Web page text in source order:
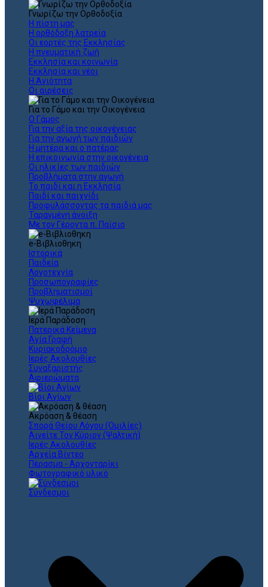
Γνωρίζω την Ορθοδοξία
Η πίστη μας
Η ορθόδοξη λατρεία
Οι εορτές της Εκκλησίας
Η πνευματική ζωή
Εκκλησία και κοινωνία
Εκκλησία και νέοι
Η Αγιότητα
Οι αιρέσεις
Για το Γάμο και την Οικογένεια
Ο Γάμος
Για την αξία της οικογένειας
Για την αγωγή των παιδιών
Η μητέρα και ο πατέρας
Η επικοινωνία στην οικογένεια
Οι ηλικίες των παιδιών
Προβλήματα στην αγωγή
Το παιδί και η Εκκλησία
Παιδί και παιχνίδι
Προφυλάσσοντας τα παιδιά μας
Ταραγμένη άνοιξη
Με τον Γέροντα π. Παϊσιο
e-Βιβλιοθηκη
Ιστορικά
Παιδεία
Λογοτεχνία
Προσωπογραφίες
Προβληματισμοί
Ψυχωφέλιμα
Ιερά Παράδοση
Πατερικά Κείμενα
Αγία Γραφή
Κυριακοδρόμιο
Ιερές Ακολουθίες
Συναξαριστής
Αφιερώματα
Βίοι Αγίων
Ακρόαση & θέαση
Σπορά Θείου Λόγου (Ομιλίες)
Αινείτε Τον Κύριον (Ψαλτική)
Ιερές Ακολουθίες
Αρχεία Βίντεο
Πέρασμα - Αρχονταρίκι
Φωτογραφικό υλικό
Σύνδεσμοι